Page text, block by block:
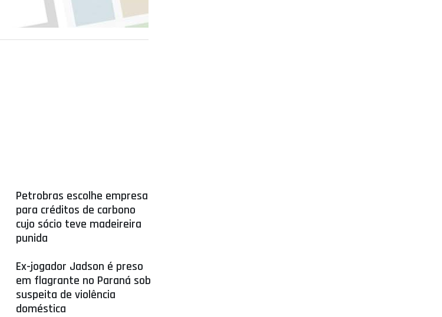
Petrobras escolhe empresa
para créditos de carbono
cujo sócio teve madeireira
punida
Ex-jogador Jadson é preso
em flagrante no Paraná sob
suspeita de violência
doméstica